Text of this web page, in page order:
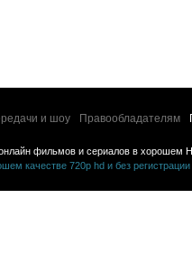
и шоу Правообладателям
фильмов и сериалов в хорошем
качестве 720p hd и без